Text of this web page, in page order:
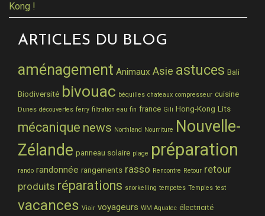
Kong !
ARTICLES DU BLOG
aménagement Animaux Asie astuces Bali
Biodiversité bivouac béquilles chateaux compresseur cuisine
Dunes découvertes ferry filtration eau fin france Gili Hong-Kong Lits
mécanique news Northland Nourriture Nouvelle-
Zélande panneau solaire plage préparation
rando randonnée rangements rasso Rencontre Retour retour
produits réparations snorkelling tempetes Temples test
vacances Viair voyageurs WM Aquatec électricité